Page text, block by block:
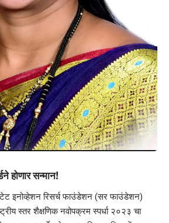
होणार सन्मान!
इनोव्हेशन रिसर्च फाउंडेशन (सर फाउंडेशन)
स्तर शैक्षणिक नवोपक्रम स्पर्धा २०२३ चा